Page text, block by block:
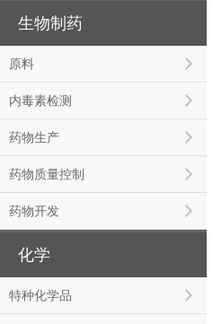
生物制药
原料
内毒素检测
药物生产
药物质量控制
药物开发
化学
特种化学品